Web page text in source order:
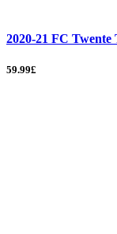
2020-21 FC
59.99£